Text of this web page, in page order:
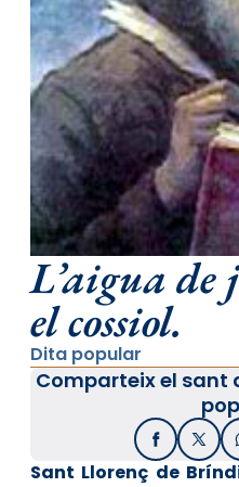
L’aigua
el cossiol.
Dita popular
Comparteix el sant
Facebook
X /
Sant Llorenç de